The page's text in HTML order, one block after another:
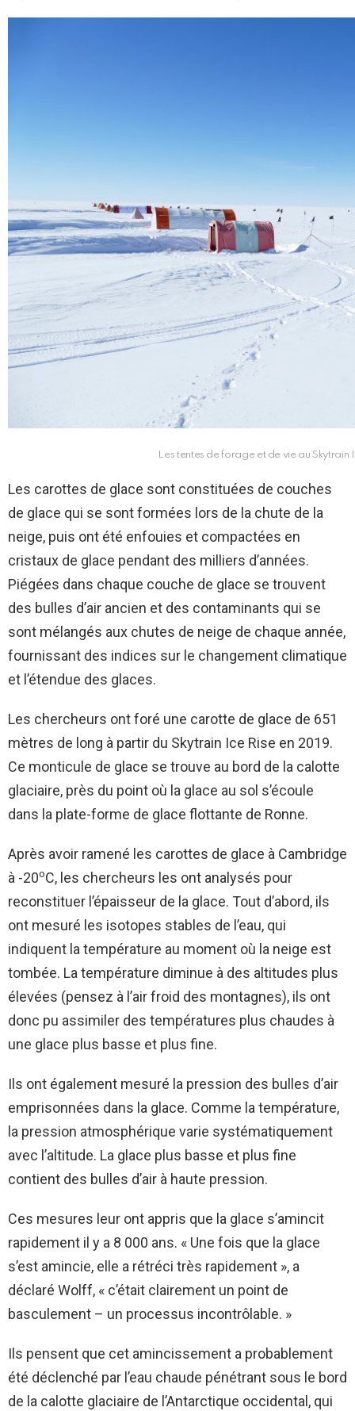
Les tentes de forage et de vie au Skytrain
Les carottes de glace sont constituées de couches
de glace qui se sont formées lors de la chute de la
neige, puis ont été enfouies et compactées en
cristaux de glace pendant des milliers d’années.
Piégées dans chaque couche de glace se trouvent
des bulles d’air ancien et des contaminants qui se
sont mélangés aux chutes de neige de chaque année,
fournissant des indices sur le changement climatique
et l’étendue des glaces.
Les chercheurs ont foré une carotte de glace de 651
mètres de long à partir du Skytrain Ice Rise en 2019.
Ce monticule de glace se trouve au bord de la calotte
glaciaire, près du point où la glace au sol s’écoule
dans la plate-forme de glace flottante de Ronne.
Après avoir ramené les carottes de glace à Cambridge
à -20oC, les chercheurs les ont analysés pour
reconstituer l’épaisseur de la glace. Tout d’abord, ils
ont mesuré les isotopes stables de l’eau, qui
indiquent la température au moment où la neige est
tombée. La température diminue à des altitudes plus
élevées (pensez à l’air froid des montagnes), ils ont
donc pu assimiler des températures plus chaudes à
une glace plus basse et plus fine.
Ils ont également mesuré la pression des bulles d’air
emprisonnées dans la glace. Comme la température,
la pression atmosphérique varie systématiquement
avec l’altitude. La glace plus basse et plus fine
contient des bulles d’air à haute pression.
Ces mesures leur ont appris que la glace s’amincit
rapidement il y a 8 000 ans. « Une fois que la glace
s’est amincie, elle a rétréci très rapidement », a
déclaré Wolff, « c’était clairement un point de
basculement – ​​un processus incontrôlable. »
Ils pensent que cet amincissement a probablement
été déclenché par l’eau chaude pénétrant sous le bord
de la calotte glaciaire de l’Antarctique occidental, qui